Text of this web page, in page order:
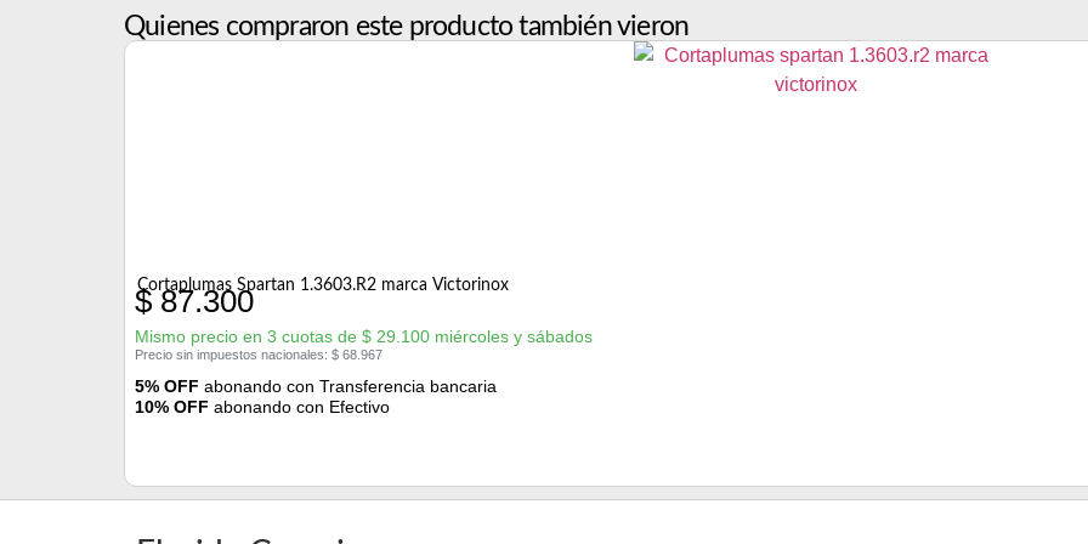
Quienes compraron este producto también vieron
Cortaplumas Spartan 1.3603.R2 marca Victorinox
$87.300
Mismo precio en 3 cuotas de $ 29.100 miércoles y sábados
Precio sin impuestos nacionales: $ 68.967
5% OFF abonando con Transferencia bancaria
10% OFF abonando con Efectivo